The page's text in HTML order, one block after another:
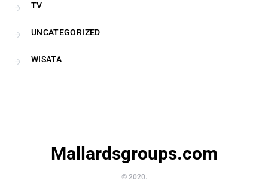
TV
UNCATEGORIZED
WISATA
Mallardsgroups.com
© 2020.